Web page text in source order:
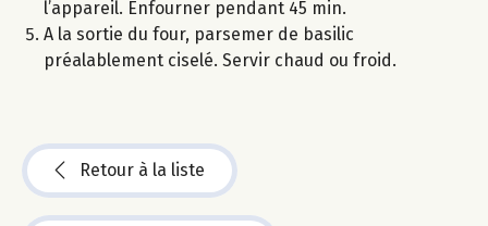
l’appareil. Enfourner pendant 45 min.
A la sortie du four, parsemer de basilic
préalablement ciselé. Servir chaud ou froid.
Retour à la liste